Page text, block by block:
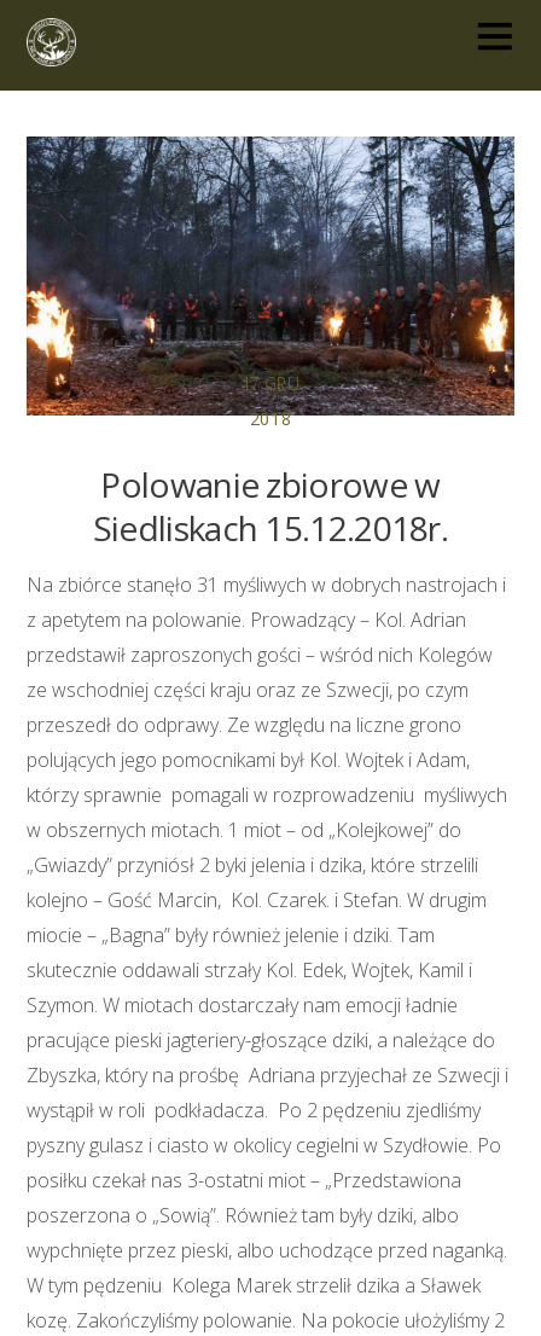
17 GRU
2018
Polowanie zbiorowe w
Siedliskach 15.12.2018r.
Na zbiórce stanęło 31 myśliwych w dobrych nastrojach i
z apetytem na polowanie. Prowadzący – Kol. Adrian
przedstawił zaproszonych gości – wśród nich Kolegów
ze wschodniej części kraju oraz ze Szwecji, po czym
przeszedł do odprawy. Ze względu na liczne grono
polujących jego pomocnikami był Kol. Wojtek i Adam,
którzy sprawnie pomagali w rozprowadzeniu myśliwych
w obszernych miotach. 1 miot – od „Kolejkowej” do
„Gwiazdy” przyniósł 2 byki jelenia i dzika, które strzelili
kolejno – Gość Marcin, Kol. Czarek. i Stefan. W drugim
miocie – „Bagna” były również jelenie i dziki. Tam
skutecznie oddawali strzały Kol. Edek, Wojtek, Kamil i
Szymon. W miotach dostarczały nam emocji ładnie
pracujące pieski jagteriery-głoszące dziki, a należące do
Zbyszka, który na prośbę Adriana przyjechał ze Szwecji i
wystąpił w roli podkładacza. Po 2 pędzeniu zjedliśmy
pyszny gulasz i ciasto w okolicy cegielni w Szydłowie. Po
posiłku czekał nas 3-ostatni miot – „Przedstawiona
poszerzona o „Sowią”. Również tam były dziki, albo
wypchnięte przez pieski, albo uchodzące przed naganką.
W tym pędzeniu Kolega Marek strzelił dzika a Sławek
kozę. Zakończyliśmy polowanie. Na pokocie ułożyliśmy 2